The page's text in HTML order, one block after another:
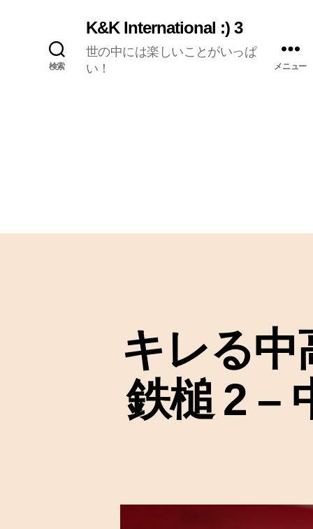
検索
K&K International :) 3
世の中には楽しいことがいっぱ
い！
メニュー
キレる中
鉄槌 2 –